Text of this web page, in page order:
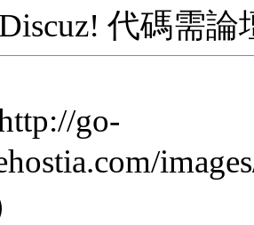
代碼需
go-